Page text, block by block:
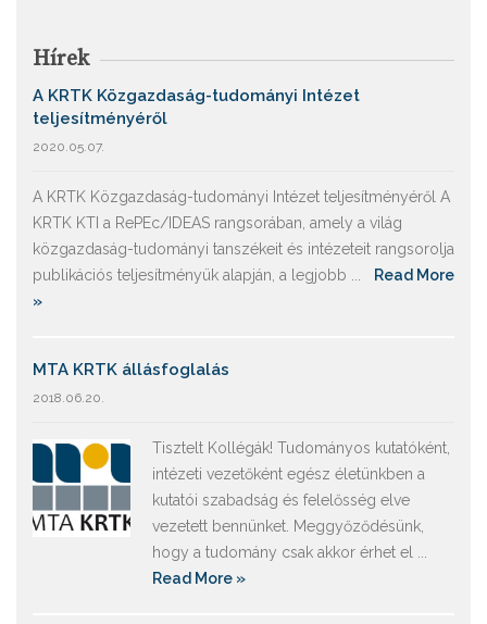
Hírek
A KRTK Közgazdaság-tudományi Intézet
teljesítményéről
2020.05.07.
A KRTK Közgazdaság-tudományi Intézet teljesítményéről A
KRTK KTI a RePEc/IDEAS rangsorában, amely a világ
közgazdaság-tudományi tanszékeit és intézeteit rangsorolja
publikációs teljesítményük alapján, a legjobb ...
Read More
»
MTA KRTK állásfoglalás
2018.06.20.
Tisztelt Kollégák! Tudományos kutatóként,
intézeti vezetőként egész életünkben a
kutatói szabadság és felelősség elve
vezetett bennünket. Meggyőződésünk,
hogy a tudomány csak akkor érhet el ...
Read More »